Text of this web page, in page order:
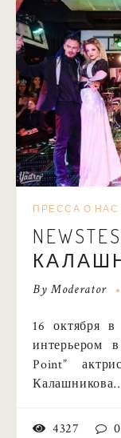
ПРЕССА О НАС
ByModerator
16 октября
интерьером
Point”
4327 0